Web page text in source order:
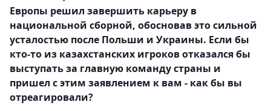
Европы решил завершить карьеру в
национальной сборной, обосновав это сильной
усталостью после Польши и Украины. Если бы
кто-то из казахстанских игроков отказался бы
выступать за главную команду страны и
пришел с этим заявлением к вам - как бы вы
отреагировали?